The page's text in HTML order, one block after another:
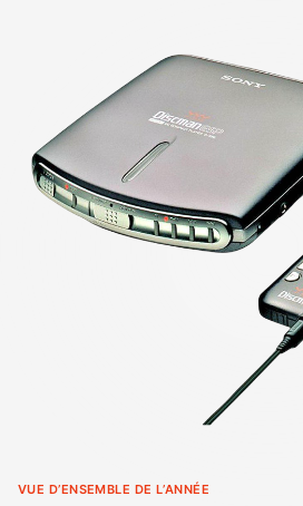
VUE D’ENSEMBLE DE L’ANNÉE